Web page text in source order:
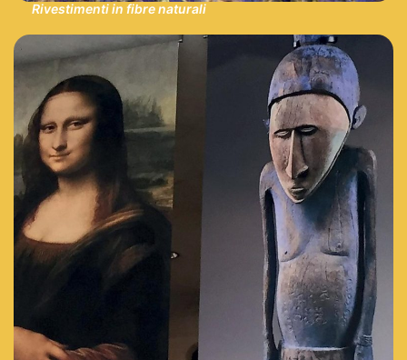
Rivestimenti in fibre naturali